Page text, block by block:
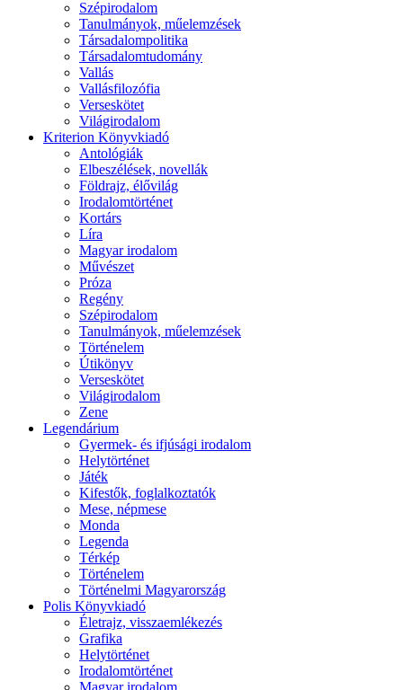
Szépirodalom
Tanulmányok, műelemzések
Társadalompolitika
Társadalomtudomány
Vallás
Vallásfilozófia
Verseskötet
Világirodalom
Kriterion Könyvkiadó
Antológiák
Elbeszélések, novellák
Földrajz, élővilág
Irodalomtörténet
Kortárs
Líra
Magyar irodalom
Művészet
Próza
Regény
Szépirodalom
Tanulmányok, műelemzések
Történelem
Útikönyv
Verseskötet
Világirodalom
Zene
Legendárium
Gyermek- és ifjúsági irodalom
Helytörténet
Játék
Kifestők, foglalkoztatók
Mese, népmese
Monda
Legenda
Térkép
Történelem
Történelmi Magyarország
Polis Könyvkiadó
Életrajz, visszaemlékezés
Grafika
Helytörténet
Irodalomtörténet
Magyar irodalom